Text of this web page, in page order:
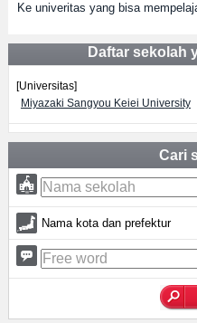
Ke univeritas yang bisa
Daftar sekolah
[Universitas]
Miyazaki Sangyou Keiei University
Cari
Nama kota dan prefektur